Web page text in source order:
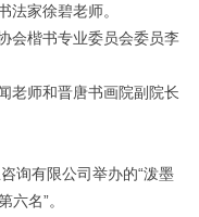
法家徐碧老师。
会楷书专业委员会委员李
老师和晋唐书画院副院长
询有限公司举办的“泼墨
六名”。